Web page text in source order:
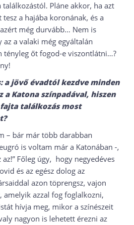
Pláne akkor, ha azt
a hajába koronának, és a
még durvább… Nem is
a valaki még egyáltalán
tényleg őt fogod-e viszontlátni…?
a jövő évadtól kezdve minden
a Katona színpadával, hiszen
fajta találkozás most
– bár már több darabban
is voltam már a Katonában -,
az!” Főleg úgy, hogy negyedéves
és az egész dolog az
azon töprengsz, vajon
amelyik azzal fog foglalkozni,
hívja meg, mikor a színészeit
nagyon is lehetett érezni az